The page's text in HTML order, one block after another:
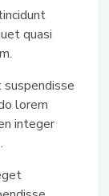
quasi
lorem
integer